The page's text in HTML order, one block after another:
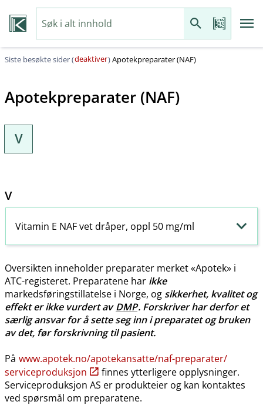
Siste besøkte sider (deaktiver)Apotekpreparater (NAF)
Apotekpreparater (NAF)
V
V
Vitamin E NAF vet dråper, oppl 50 mg/ml
Oversikten inneholder preparater merket «Apotek» i
ATC-registeret. Preparatene har ikke
markedsføringstillatelse i Norge, og sikkerhet, kvalitet og
effekt er ikke vurdert avDMP. Forskriver har derfor et
særlig ansvar for å sette seg inn i preparatet og bruken
av det, før forskrivning til pasient.
På www.apotek.no​/​apotekansatte​/​naf-preparater​/​
serviceproduksjon
finnes ytterligere opplysninger.
Serviceproduksjon AS er produkteier og kan kontaktes
ved spørsmål om preparatene.